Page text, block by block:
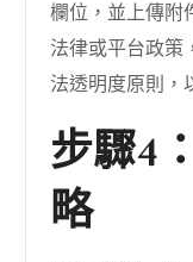
欄位，並上傳附
法律或平台政策
法透明度原則，
步驟4
略